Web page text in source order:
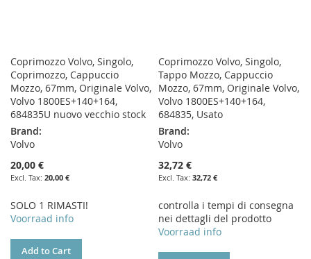
Coprimozzo Volvo, Singolo,
Coprimozzo, Cappuccio
Mozzo, 67mm, Originale Volvo,
Volvo 1800ES+140+164,
684835U nuovo vecchio stock
Brand:
Volvo
20,00 €
20,00 €
SOLO 1 RIMASTI!
Voorraad info
Add to Cart
Coprimozzo Volvo, Singolo,
Tappo Mozzo, Cappuccio
Mozzo, 67mm, Originale Volvo,
Volvo 1800ES+140+164,
684835, Usato
Brand:
Volvo
32,72 €
32,72 €
controlla i tempi di consegna
nei dettagli del prodotto
Voorraad info